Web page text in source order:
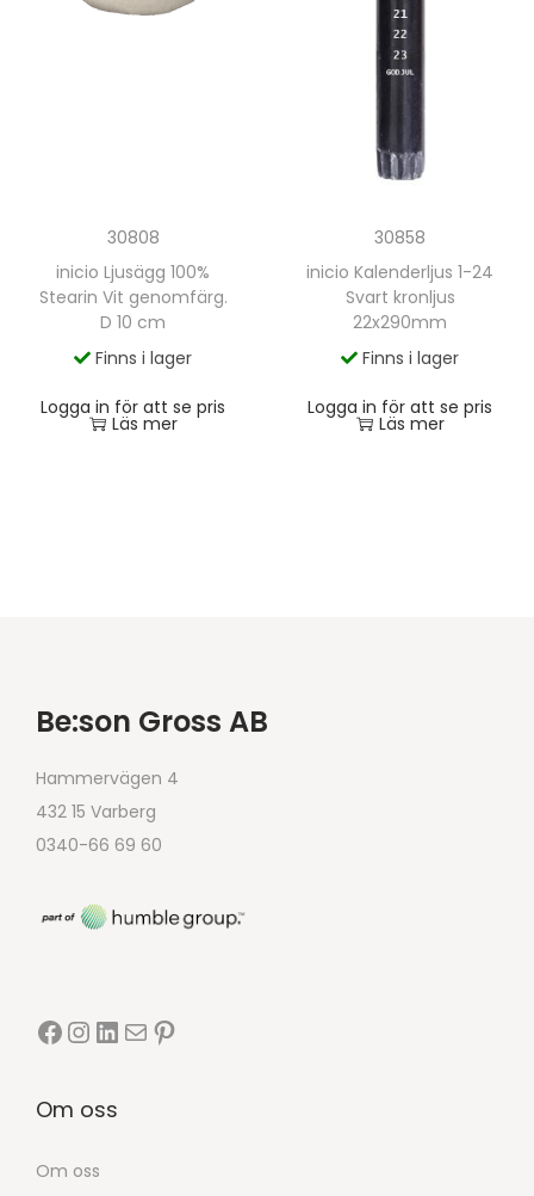
30808
inicio Ljusägg 100%
Stearin Vit genomfärg.
D 10 cm
Finns i lager
Logga in för att se pris
Läs mer
30858
inicio Kalenderljus 1-24
Svart kronljus
22x290mm
Finns i lager
Logga in för att se pris
Läs mer
Be:son Gross AB
Hammervägen 4
432 15 Varberg
0340-66 69 60
Om oss
Om oss